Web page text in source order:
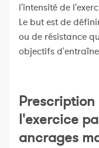
l'intensité de
Le but est de
ou de résistance
objectifs
l'exercice
ancrages